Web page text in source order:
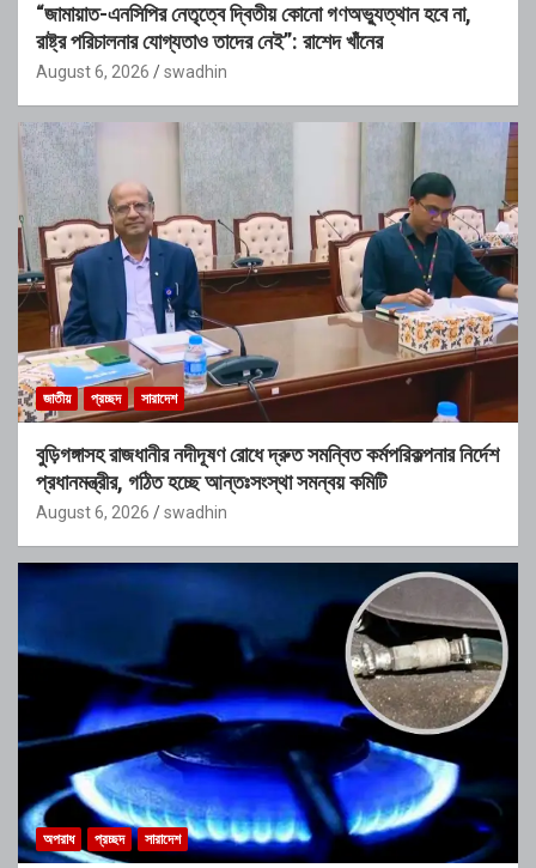
“জামায়াত-এনসিপির নেতৃত্বে দ্বিতীয় কোনো গণঅভ্যুত্থান হবে না,
রাষ্ট্র পরিচালনার যোগ্যতাও তাদের নেই”: রাশেদ খাঁনের
August 6, 2026 swadhin
জাতীয় প্রচ্ছদ সারাদেশ
বুড়িগঙ্গাসহ রাজধানীর নদীদূষণ রোধে দ্রুত সমন্বিত কর্মপরিকল্পনার নির্দেশ
প্রধানমন্ত্রীর, গঠিত হচ্ছে আন্তঃসংস্থা সমন্বয় কমিটি
August 6, 2026 swadhin
অপরাধ প্রচ্ছদ সারাদেশ